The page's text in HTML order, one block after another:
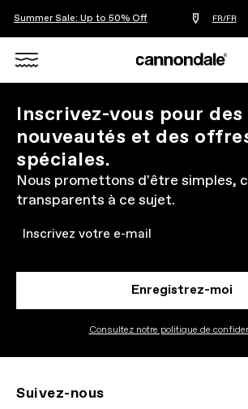
Summer Sale: Up to 50% Off
Trouver
le
plus
vous
FR/FR
Inscrivez-vous pour des
nouveautés et des
spéciales.
Nous promettons d'être simples,
transparents à ce sujet.
Email
Enregistrez-moi
Consultez notre politique de
Suivez-nous